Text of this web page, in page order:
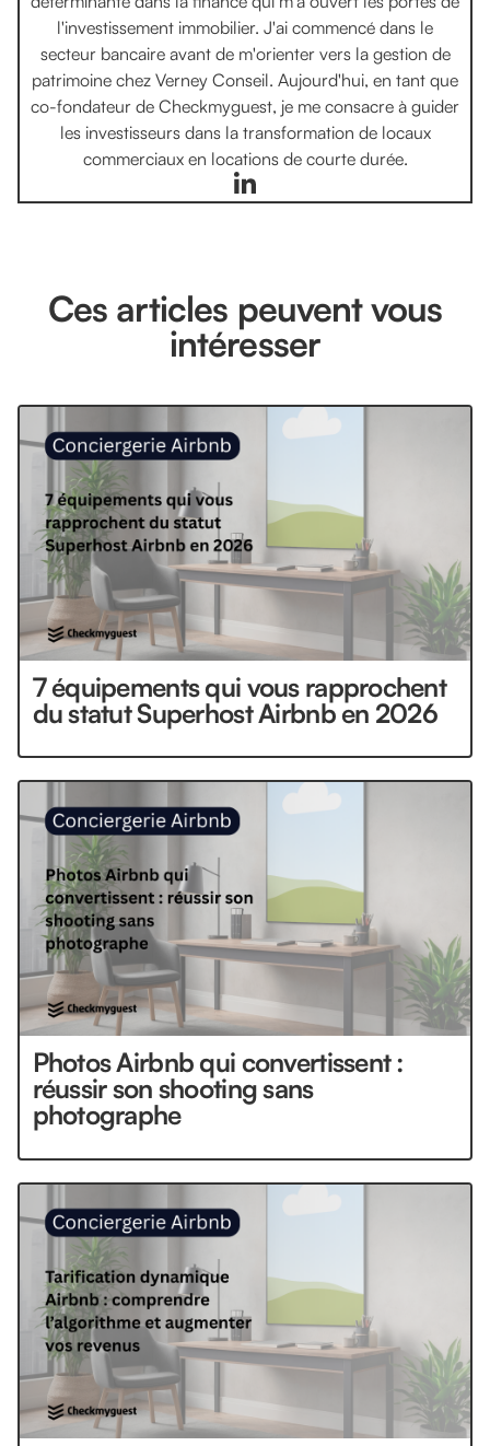
l'investissement immobilier. J'ai commencé dans le
secteur bancaire avant de m'orienter vers la gestion de
patrimoine chez Verney Conseil. Aujourd'hui, en tant que
co-fondateur de Checkmyguest, je me consacre à guider
les investisseurs dans la transformation de locaux
commerciaux en locations de courte durée.
Ces articles peuvent vous
intéresser
7 équipements qui vous rapprochent
du statut Superhost Airbnb en 2026
Photos Airbnb qui convertissent :
réussir son shooting sans
photographe